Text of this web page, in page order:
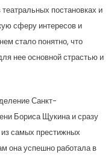
постановках и
сферу интересов и
стало понятно, что
нее основной страстью и
Санкт-
Бориса Щукина и сразу
из самых престижных
она успешно работала в